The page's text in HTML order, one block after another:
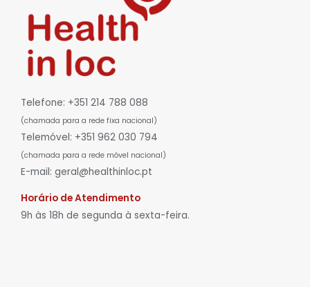
Telefone: +351 214 788 088
(chamada para a rede fixa nacional)
Telemóvel: +351 962 030 794
(chamada para a rede móvel nacional)
E-mail: geral@healthinloc.pt
Horário de Atendimento
9h às 18h de segunda à sexta-feira.